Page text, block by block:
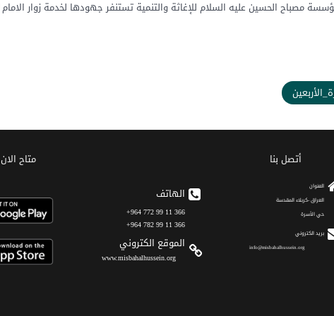
مصباح الحسين عليه السلام للإغاثة والتنمية تستنفر جهودها لخدمة زوار الامام
أتصل بنا
العنوان
العراق -كربلاء المقدسة
حي الأسرة
برید الکتروني
info@misbahalhussein.org
الهاتف
366 11 99 772 964+
366 11 99 782 964+
الموقع الکتروني
www.misbahalhussein.org
متاح